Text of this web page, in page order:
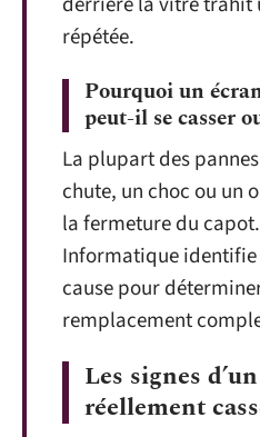
répétée.
Pourquoi un
peut-il se casser
La plupart des
chute, un choc ou un
la fermeture du
Informatique
cause pour
remplacement
Les signes
réellement